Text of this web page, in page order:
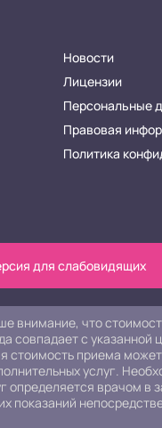
Новости
Лицензии
Персональные
Правовая
Политика
для слабовидящих
внимание, что
совпадает с указанной
стоимость приема
услуг.
определяется врачом в
показаний